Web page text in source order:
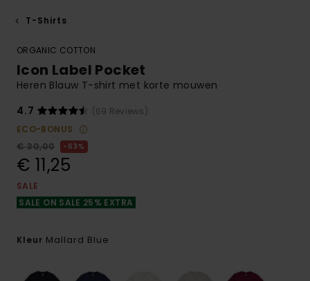
T-Shirts
ORGANIC COTTON
Icon Label Pocket
Heren Blauw T-shirt met korte mouwen
4.7
(69 Reviews)
ECO-BONUS
€ 30,00
63%
€ 11,25
SALE
SALE ON SALE 25% EXTRA
Kleur Mallard Blue